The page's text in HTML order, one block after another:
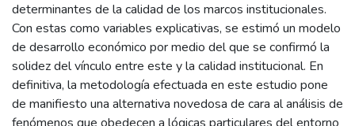
determinantes de la calidad de los marcos institucionales.
Con estas como variables explicativas, se estimó un modelo
de desarrollo económico por medio del que se confirmó la
solidez del vínculo entre este y la calidad institucional. En
definitiva, la metodología efectuada en este estudio pone
de manifiesto una alternativa novedosa de cara al análisis de